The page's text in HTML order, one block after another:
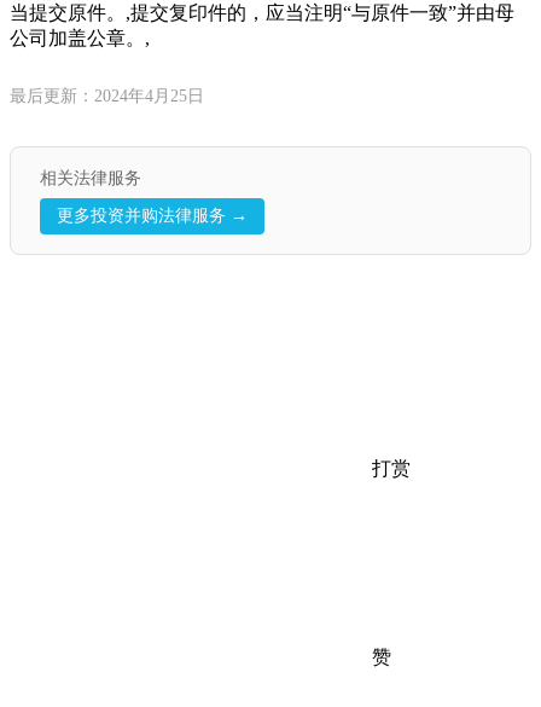
当提交原件。,提交复印件的，应当注明“与原件一致”并由母
公司加盖公章。,
最后更新：2024年4月25日
相关法律服务
更多投资并购法律服务 →
打赏
赞